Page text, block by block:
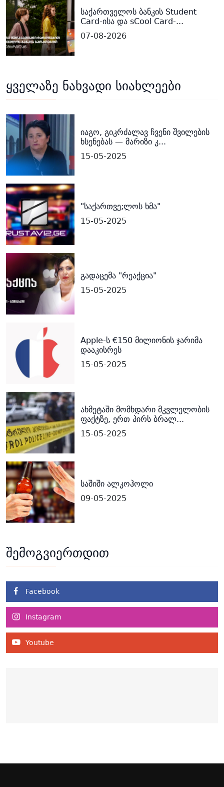
საქართველოს ბანკის Student
Card-ისა და sCool Card-...
07-08-2026
ყველაზე ნახვადი სიახლეები
იაგო, გიკრძალავ ჩვენი შვილების
ხსენებას — მარიზი კ...
15-05-2025
"საქართვე;ლოს ხმა"
15-05-2025
გადაცემა "რეაქცია"
15-05-2025
Apple-ს €150 მილიონის ჯარიმა
დააკისრეს
15-05-2025
ახმეტაში მომხდარი მკვლელობის
ფაქტზე, ერთ პირს ბრალ...
15-05-2025
საშიში ალკოჰოლი
09-05-2025
შემოგვიერთდით
Facebook
Instagram
Youtube